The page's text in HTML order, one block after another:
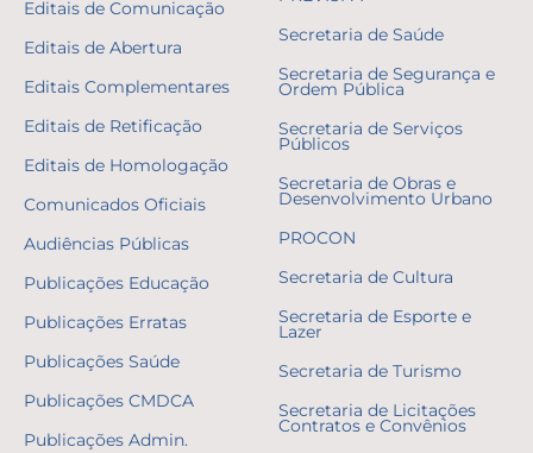
Editais de Comunicação
Editais de Abertura
Editais Complementares
Editais de Retificação
Editais de Homologação
Comunicados Oficiais
Audiências Públicas
Publicações Educação
Publicações Erratas
Publicações Saúde
Publicações CMDCA
Publicações Admin.
Secretaria de Saúde
Secretaria de Segurança e
Ordem Pública
Secretaria de Serviços
Públicos
Secretaria de Obras e
Desenvolvimento Urbano
PROCON
Secretaria de Cultura
Secretaria de Esporte e
Lazer
Secretaria de Turismo
Secretaria de Licitações
Contratos e Convênios